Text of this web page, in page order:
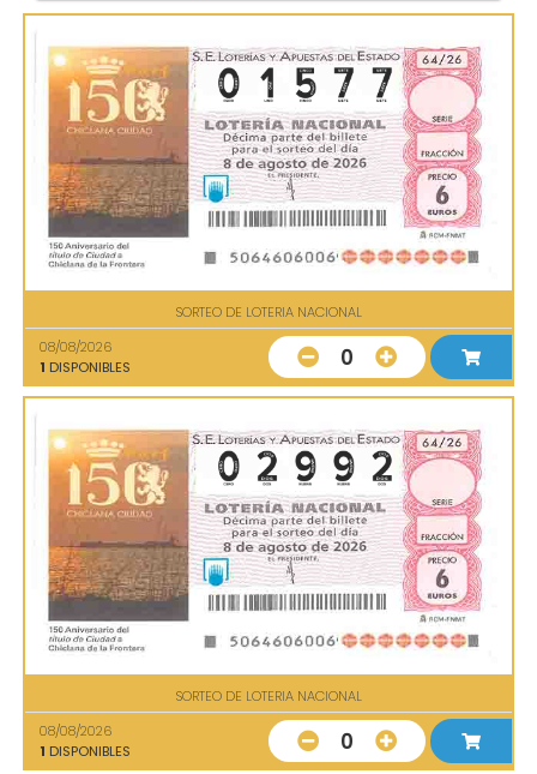
SORTEO DE LOTERIA NACIONAL
08/08/2026
1 DISPONIBLES 0
SORTEO DE LOTERIA NACIONAL
08/08/2026
1 DISPONIBLES 0